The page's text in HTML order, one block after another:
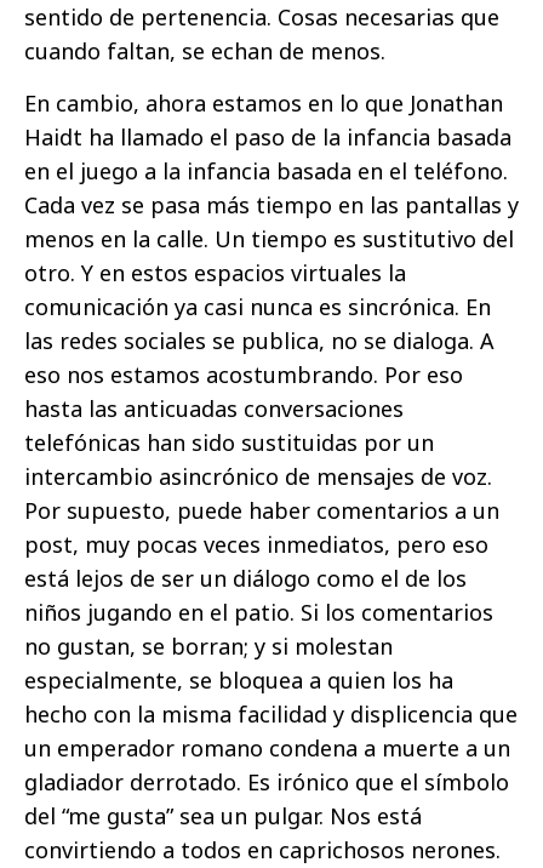
sentido de pertenencia. Cosas necesarias que
cuando faltan, se echan de menos.
En cambio, ahora estamos en lo que Jonathan
Haidt ha llamado el paso de la infancia basada
en el juego a la infancia basada en el teléfono.
Cada vez se pasa más tiempo en las pantallas y
menos en la calle. Un tiempo es sustitutivo del
otro. Y en estos espacios virtuales la
comunicación ya casi nunca es sincrónica. En
las redes sociales se publica, no se dialoga. A
eso nos estamos acostumbrando. Por eso
hasta las anticuadas conversaciones
telefónicas han sido sustituidas por un
intercambio asincrónico de mensajes de voz.
Por supuesto, puede haber comentarios a un
post, muy pocas veces inmediatos, pero eso
está lejos de ser un diálogo como el de los
niños jugando en el patio. Si los comentarios
no gustan, se borran; y si molestan
especialmente, se bloquea a quien los ha
hecho con la misma facilidad y displicencia que
un emperador romano condena a muerte a un
gladiador derrotado. Es irónico que el símbolo
del “me gusta” sea un pulgar. Nos está
convirtiendo a todos en caprichosos nerones.